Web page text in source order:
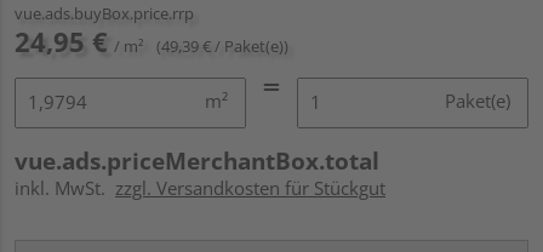
vue.ads.buyBox.price.rrp
24,95 € / m² (49,39 € / Paket(e))
m² Paket(e)
vue.ads.priceMerchantBox.total
inkl. MwSt. zzgl. Versandkosten für Stückgut